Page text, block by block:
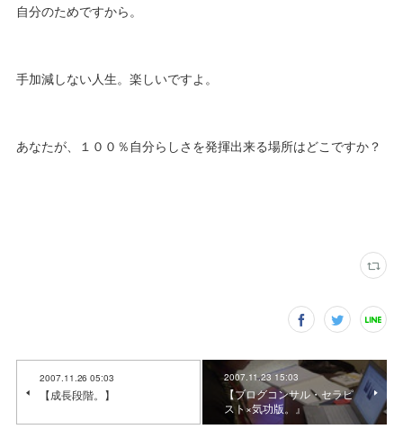
自分のためですから。
手加減しない人生。楽しいですよ。
あなたが、１００％自分らしさを発揮出来る場所はどこですか？
2007.11.26 05:03
【成長段階。】
2007.11.23 15:03
【ブログコンサル・セラピ
スト×気功版。』